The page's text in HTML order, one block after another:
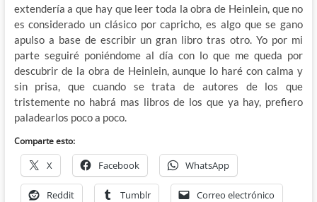
extendería a que hay que leer toda la obra de Heinlein, que no
es considerado un clásico por capricho, es algo que se gano
apulso a base de escribir un gran libro tras otro. Yo por mi
parte seguiré poniéndome al día con lo que me queda por
descubrir de la obra de Heinlein, aunque lo haré con calma y
sin prisa, que cuando se trata de autores de los que
tristemente no habrá mas libros de los que ya hay, prefiero
paladearlos poco a poco.
Comparte esto:
X Facebook WhatsApp
Reddit Tumblr Correo electrónico